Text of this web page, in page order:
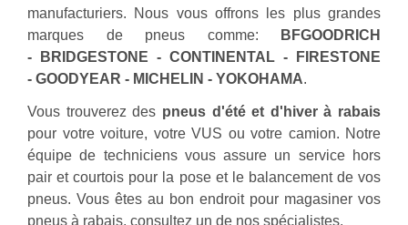
manufacturiers. Nous vous offrons les plus grandes
marques de pneus comme:
BFGOODRICH
- BRIDGESTONE - CONTINENTAL - FIRESTONE
- GOODYEAR - MICHELIN - YOKOHAMA.
Vous trouverez des pneus d'été et d'hiver à rabais
pour votre voiture, votre VUS ou votre camion. Notre
équipe de techniciens vous assure un service hors
pair et courtois pour la pose et le balancement de vos
pneus. Vous êtes au bon endroit pour magasiner vos
pneus à rabais, consultez un de nos spécialistes.